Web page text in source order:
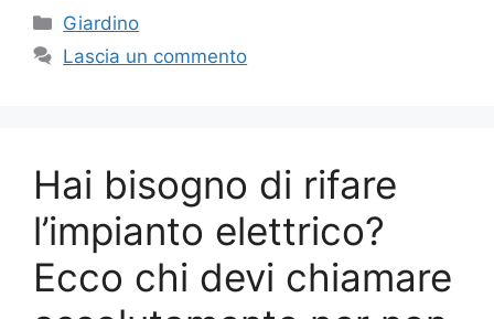
Categorie
Giardino
Lascia un commento
Hai bisogno di rifare
l’impianto elettrico?
Ecco chi devi chiamare